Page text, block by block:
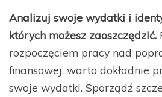
Analizuj swoje wydatki i
których możesz zaoszczędzić.
rozpoczęciem pracy nad
finansowej, warto dokładnie
swoje wydatki. Sporządź